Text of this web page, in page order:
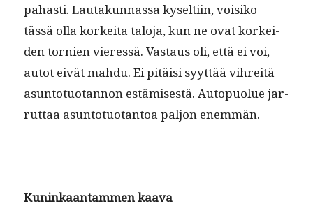
pahasti. Lau­takun­nas­sa kyselti­in, voisiko
tässä olla korkei­ta talo­ja, kun ne ovat korkei­
den tornien vier­essä. Vas­taus oli, että ei voi,
autot eivät mah­du. Ei pitäisi syyt­tää vihre­itä
asun­to­tuotan­non estämis­es­tä. Autop­uolue jar­
rut­taa asun­to­tuotan­toa paljon enemmän.
Kuninkaan­tam­men kaava